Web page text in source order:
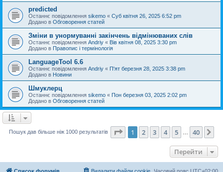
predicted
Останнє повідомлення sikemo « Суб квітня 26, 2025 6:52 pm
Додано в Обговорення статей
Зміни в унормуванні закінчень відмінюваних слів
Останнє повідомлення Andriy « Вів квітня 08, 2025 3:30 pm
Додано в Правопис і термінологія
LanguageTool 6.6
Останнє повідомлення Andriy « П'ят березня 28, 2025 3:38 pm
Додано в Новини
Шмуклерц
Останнє повідомлення sikemo « Пон березня 03, 2025 2:02 pm
Додано в Обговорення статей
Пошук дав більше ніж 1000 результатів Сторінка 1 40
1 2 3 4 5 40
Перейти
Список форумів Часовий пояс UTC+02:00
Видалити файли cookie